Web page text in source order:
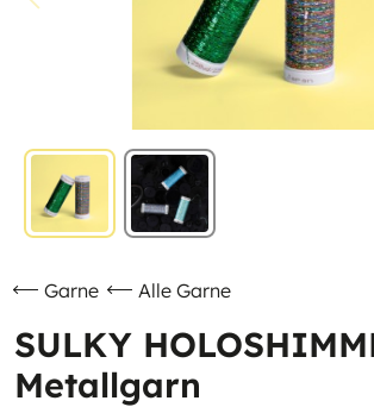
Garne Alle Garne
SULKY
Metallgarn